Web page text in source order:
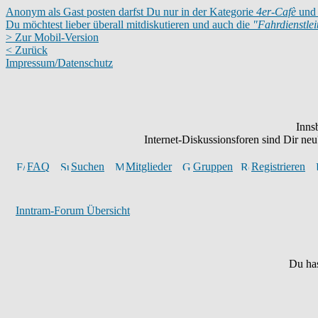
Anonym als Gast posten darfst Du nur in der Kategorie 4er-Cafè und
Du möchtest lieber überall mitdiskutieren und auch die
> Zur Mobil-Version
< Zurück
Impressum/Datenschutz
Internet-Diskussionsforen sind Dir
FAQ Suchen Mitglieder Gruppen Registrieren
Inntram-Forum Übersicht
Du